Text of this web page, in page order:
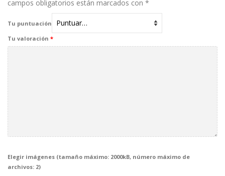
campos obligatorios están marcados con *
Tu puntuación
Tu valoración *
Elegir imágenes (tamaño máximo: 2000kB, número máximo de
archivos: 2)